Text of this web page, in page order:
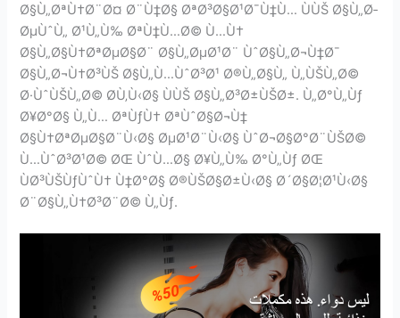
Ø§Ù„ØªÙ†Ø¨Ø¤ Ø¨Ù‡Ø§ ØªØ³Ø§Ø¹Ø¯Ù‡Ù… ÙÙŠ Ø§Ù„Ø­
ØµÙˆÙ„ Ø¹Ù„Ù‰ ØªÙ‡Ù…Ø© Ù…Ù†
Ø§Ù„Ø§Ù†ØªØµØ§Ø¨ Ø§Ù„ØµØ¹Ø¨ ÙˆØ§Ù„Ø¬Ù‡Ø¯
Ø§Ù„Ø¬Ù†Ø³ÙŠ Ø§Ù„Ù…ÙˆØ³Ø¹ Ø®Ù„Ø§Ù„ Ù„ÙŠÙ„Ø©
Ø·ÙˆÙŠÙ„Ø© Ø­Ù‚Ù‹Ø§ ÙÙŠ Ø§Ù„Ø³Ø±ÙŠØ±. Ù„Ø°Ù„Ùƒ
Ø¥Ø°Ø§ Ù„Ù… ØªÙƒÙ† ØªÙˆØ§Ø¬Ù‡
Ø§Ù†ØªØµØ§Ø¨Ù‹Ø§ ØµØ¹Ø¨Ù‹Ø§ ÙˆØ¬Ø§Ø°Ø¨ÙŠØ©
Ù…ÙˆØ³Ø¹Ø© ØŒ ÙˆÙ…Ø§ Ø¥Ù„Ù‰ Ø°Ù„Ùƒ ØŒ
ÙØ³ÙŠÙƒÙˆÙ† Ù‡Ø°Ø§ Ø®ÙŠØ§Ø±Ù‹Ø§ Ø´Ø§Ø¦Ø¹Ù‹Ø§
Ø¨Ø§Ù„Ù†Ø³Ø¨Ø© Ù„Ùƒ.